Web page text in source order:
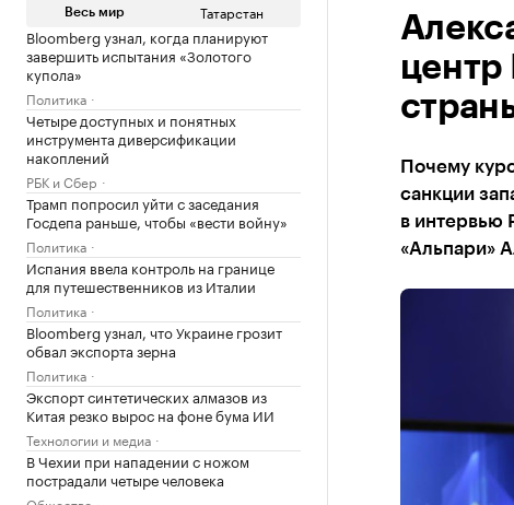
Весь мир Татарстан
Bloomberg узнал, когда планируют
завершить испытания «Золотого
купола»
Политика
Четыре доступных и понятных
инструмента диверсификации
накоплений
РБК и Сбер
Трамп попросил уйти с заседания
Госдепа раньше, чтобы «вести войну»
Политика
Испания ввела контроль на границе
для путешественников из Италии
Политика
Bloomberg узнал, что Украине грозит
обвал экспорта зерна
Политика
Экспорт синтетических алмазов из
Китая резко вырос на фоне бума ИИ
Технологии и медиа
В Чехии при нападении с ножом
пострадали четыре человека
центр
Почему
санкции
в интервью
«Альпари»